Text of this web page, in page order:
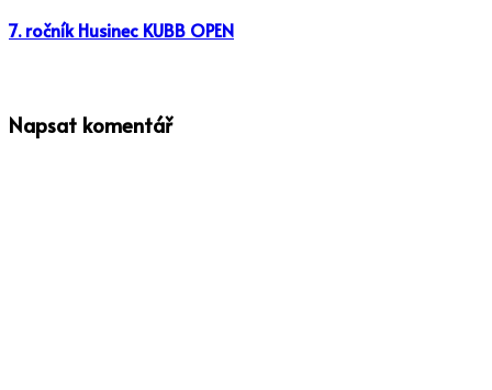
7. ročník Husinec KUBB OPEN
Napsat komentář